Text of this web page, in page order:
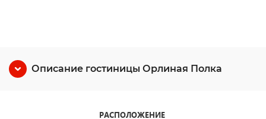
Описание гостиницы Орлиная Полка
РАСПОЛОЖЕНИЕ